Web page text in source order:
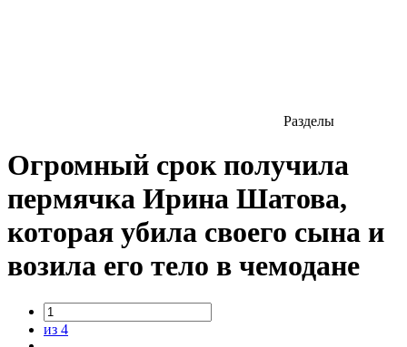
Разделы
Огромный срок получила
пермячка Ирина Шатова,
которая убила своего сына и
возила его тело в чемодане
из 4